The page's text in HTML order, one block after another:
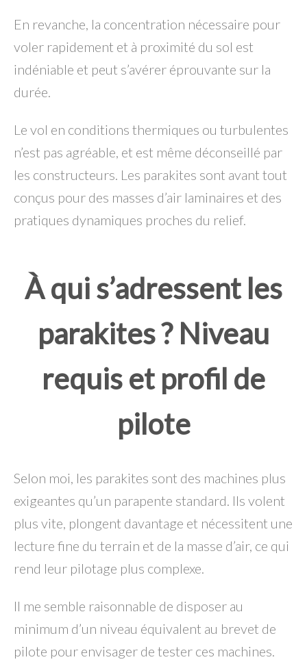
En revanche, la concentration nécessaire pour
voler rapidement et à proximité du sol est
indéniable et peut s’avérer éprouvante sur la
durée.
Le vol en conditions thermiques ou turbulentes
n’est pas agréable, et est même déconseillé par
les constructeurs. Les parakites sont avant tout
conçus pour des masses d’air laminaires et des
pratiques dynamiques proches du relief.
À qui s’adressent les
parakites ? Niveau
requis et profil de
pilote
Selon moi, les parakites sont des machines plus
exigeantes qu’un parapente standard. Ils volent
plus vite, plongent davantage et nécessitent une
lecture fine du terrain et de la masse d’air, ce qui
rend leur pilotage plus complexe.
Il me semble raisonnable de disposer au
minimum d’un niveau équivalent au brevet de
pilote pour envisager de tester ces machines.